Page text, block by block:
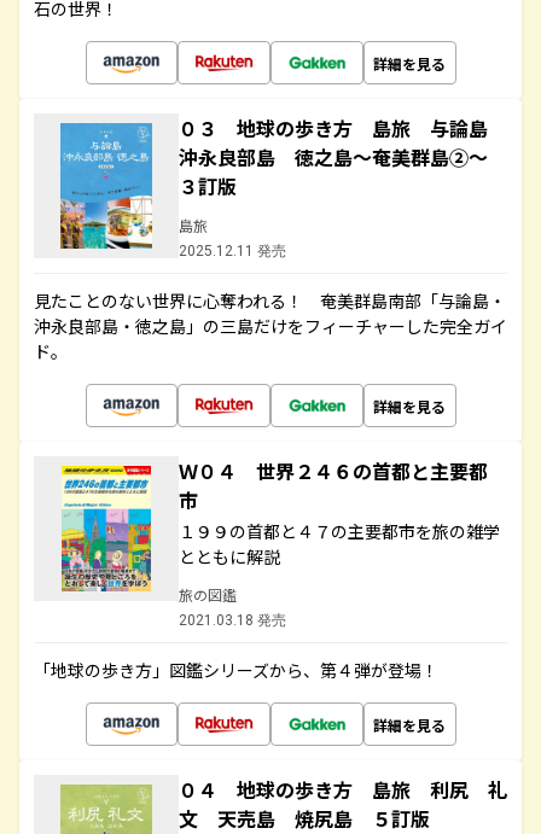
石の世界！
詳細を見る
０３ 地球の歩き方 島旅 与論島
沖永良部島 徳之島～奄美群島②～
３訂版
島旅
2025.12.11 発売
見たことのない世界に心奪われる！ 奄美群島南部「与論島・
沖永良部島・徳之島」の三島だけをフィーチャーした完全ガイ
ド。
詳細を見る
Ｗ０４ 世界２４６の首都と主要都
市
１９９の首都と４７の主要都市を旅の雑学
とともに解説
旅の図鑑
2021.03.18 発売
「地球の歩き方」図鑑シリーズから、第４弾が登場！
詳細を見る
０４ 地球の歩き方 島旅 利尻 礼
文 天売島 焼尻島 ５訂版